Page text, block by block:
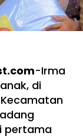
-Irma
di
Kecamatan
pertama